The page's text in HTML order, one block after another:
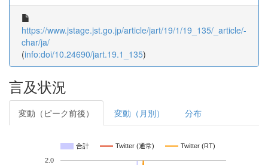
https://www.jstage.jst.go.jp/article/jart/19/1/19_135/_article/-
char/ja/
(info:doi/10.24690/jart.19.1_135)
言及状況
変動（ピーク前後） 変動（月別） 分布
合計 Twitter (通常) Twitter (RT)
2.0